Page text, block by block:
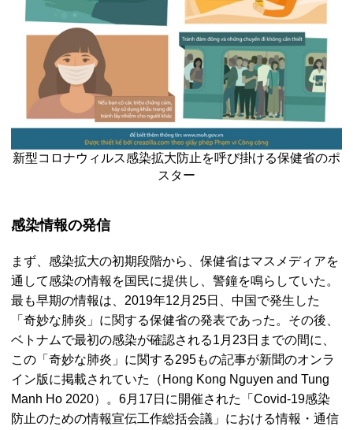
新型コロナウィルス感染拡大防止を呼び掛ける保健省のポ
スター
感染情報の発信
まず、感染拡大の初期段階から、保健省はマスメディアを
通して感染の情報を国民に提供し、警鐘を鳴らしていた。
最も早期の情報は、2019年12月25日、中国で発生した
「奇妙な肺炎」に関する保健省の発表であった。その後、
ベトナムで最初の感染が確認される1月23日までの間に、
この「奇妙な肺炎」に関する295もの記事が新聞のオンラ
イン版に掲載されていた（Hong Kong Nguyen and Tung
Manh Ho 2020）。6月17日に開催された「Covid-19感染
防止のための情報宣伝工作総括会議」における情報・通信